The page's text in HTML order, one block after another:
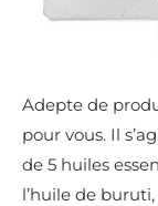
Adepte de
pour vous. Il
de 5 huiles
l’huile de buruti,